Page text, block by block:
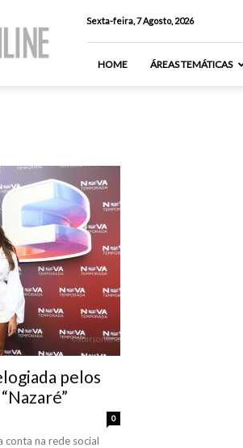
Sexta-feira, 7 Agosto, 2026
HOME ÁREAS TEMÁTICAS
pelos
0
conta na rede social